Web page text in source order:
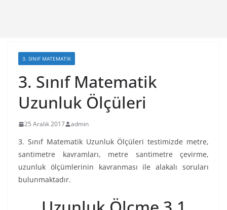
3. SINIF MATEMATIK
3. Sınıf Matematik
Uzunluk Ölçüleri
25 Aralık 2017 admin
3. Sınıf Matematik Uzunluk Ölçüleri testimizde metre,
santimetre kavramları, metre santimetre çevirme,
uzunluk ölçümlerinin kavranması ile alakalı soruları
bulunmaktadır.